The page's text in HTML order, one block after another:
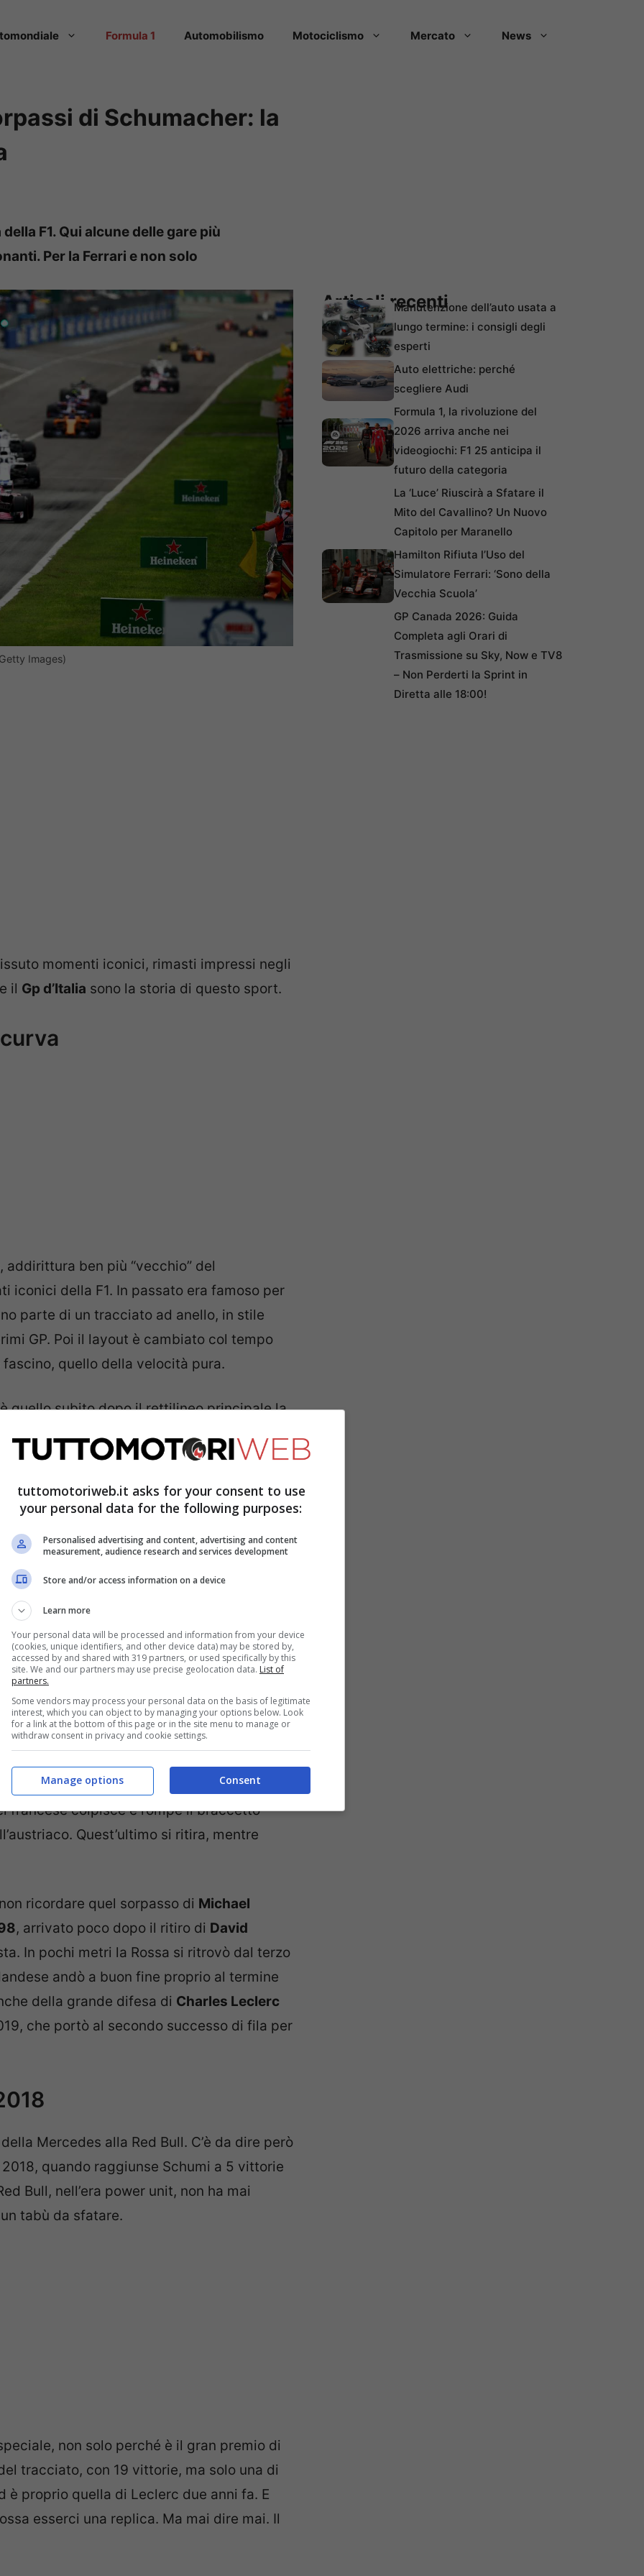
Formula 1 Automobilismo Motociclismo Mercato News
di Schumacher: la
F1. Qui alcune delle gare più
Per la Ferrari e non solo
Images)
momenti iconici, rimasti impressi negli
e il Gp d’Italia sono la storia di questo sport.
, addirittura ben più “vecchio” del
iconici della F1. In passato era famoso per
parte di un tracciato ad anello, in stile
GP. Poi il layout è cambiato col tempo
quello della velocità pura.
quello subito dopo il rettilineo principale la
scomparsa di
Ayrton Senna e il doppiatoJean Louis
di Berger e Alboreto, in un
dei momenti più dolorosi per la Ferrari.
Al giro 32 succede qualcosa di
francese colpisce e rompe il braccetto
Quest’ultimo si ritira, mentre
ricordare quel sorpasso di Michael
, arrivato poco dopo il ritiro di David
In pochi metri la Rossa si ritrovò dal terzo
andò a buon fine proprio al termine
della grande difesa di Charles Leclerc
che portò al secondo successo di fila per
Mercedes alla Red Bull. C’è da dire però
quando raggiunse Schumi a 5 vittorie
Bull, nell’era power unit, non ha mai
tabù da sfatare.
non solo perché è il gran premio di
tracciato, con 19 vittorie, ma solo una di
è proprio quella di Leclerc due anni fa. E
esserci una replica. Ma mai dire mai. Il
Articoli recentiManutenzione dell’auto usata a
lungo termine: i consigli degli
esperti
Auto elettriche: perché
scegliere Audi
Formula 1, la rivoluzione del
2026 arriva anche nei
videogiochi: F1 25 anticipa il
futuro della categoria
La ‘Luce’ Riuscirà a Sfatare il
Mito del Cavallino? Un Nuovo
Capitolo per Maranello
Hamilton Rifiuta l’Uso del
Simulatore Ferrari: ‘Sono della
Vecchia Scuola’
GP Canada 2026: Guida
Completa agli Orari di
Trasmissione su Sky, Now e TV8
– Non Perderti la Sprint in
Diretta alle 18:00!
tuttomotoriweb.it asks for your consent to use
your personal data for the following purposes:
Personalised advertising and content, advertising and content
measurement, audience research and services development
Store and/or access information on a device
Learn more
Your personal data will be processed and information from your device
(cookies, unique identifiers, and other device data) may be stored by,
accessed by and shared with 319 partners, or used specifically by this
site. We and our partners may use precise geolocation data. List of
partners.
Some vendors may process your personal data on the basis of legitimate
interest, which you can object to by managing your options below. Look
for a link at the bottom of this page or in the site menu to manage or
withdraw consent in privacy and cookie settings.
Consent
Manage options